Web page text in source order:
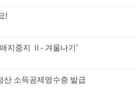
!
지중지 Ⅱ- 겨울나기’
산 소득공제영수증 발급